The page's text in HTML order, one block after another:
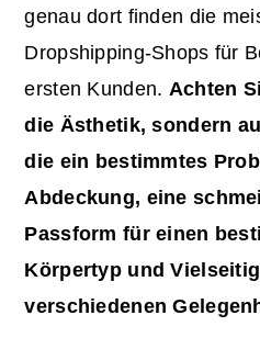
genau dort finden die
Dropshipping-Shops für
ersten Kunden. Achten
die Ästhetik, sondern
die ein bestimmtes
Abdeckung, eine
Passform für einen
Körpertyp und
verschiedenen